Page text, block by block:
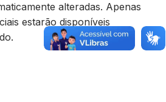
alteradas. Apenas
estarão disponíveis